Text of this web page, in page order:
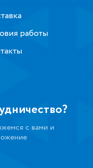
работы
с вами и